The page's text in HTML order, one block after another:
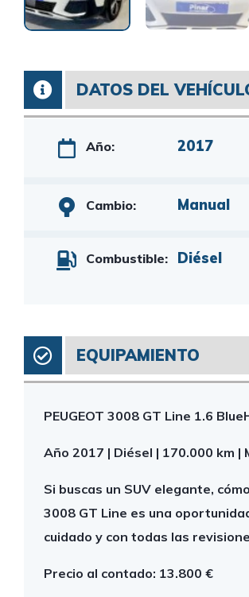
DATOS DEL
Año: 2017
Cambio: Manual
Combustible: Diésel
EQUIPAMIENTO
PEUGEOT 3008 GT Line 1.6
Año 2017 | Diésel | 170.000 km |
Si buscas un SUV elegante,
3008 GT Line es una
cuidado y con todas las
Precio al contado: 13.800 €